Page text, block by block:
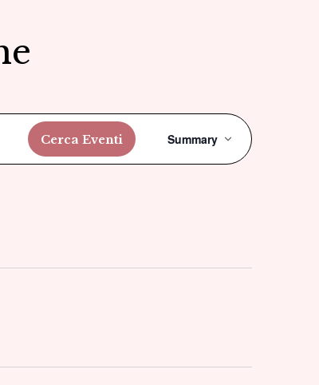
Cerca Eventi
Evento
Viste
Summary